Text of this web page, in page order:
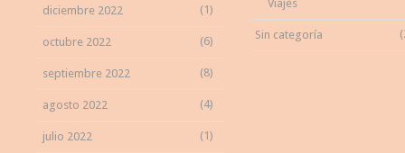
diciembre 2022 (1)
octubre 2022 (6)
septiembre 2022 (8)
agosto 2022 (4)
julio 2022 (1)
Viajes
Sin categoría